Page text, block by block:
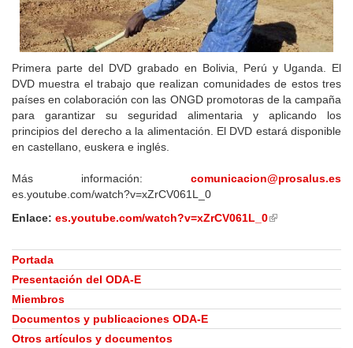
Primera parte del DVD grabado en Bolivia, Perú y Uganda. El
DVD muestra el trabajo que realizan comunidades de estos tres
países en colaboración con las ONGD promotoras de la campaña
para garantizar su seguridad alimentaria y aplicando los
principios del derecho a la alimentación. El DVD estará disponible
en castellano, euskera e inglés.
Más información: comunicacion@prosalus.es
es.youtube.com/watch?v=xZrCV061L_0
Enlace: es.youtube.com/watch?v=xZrCV061L_0(link
external)
Portada
Presentación del ODA-E
Miembros
Documentos y publicaciones ODA-E
Otros artículos y documentos